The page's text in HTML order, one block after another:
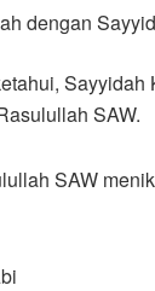
dengan
SAW.
SAW